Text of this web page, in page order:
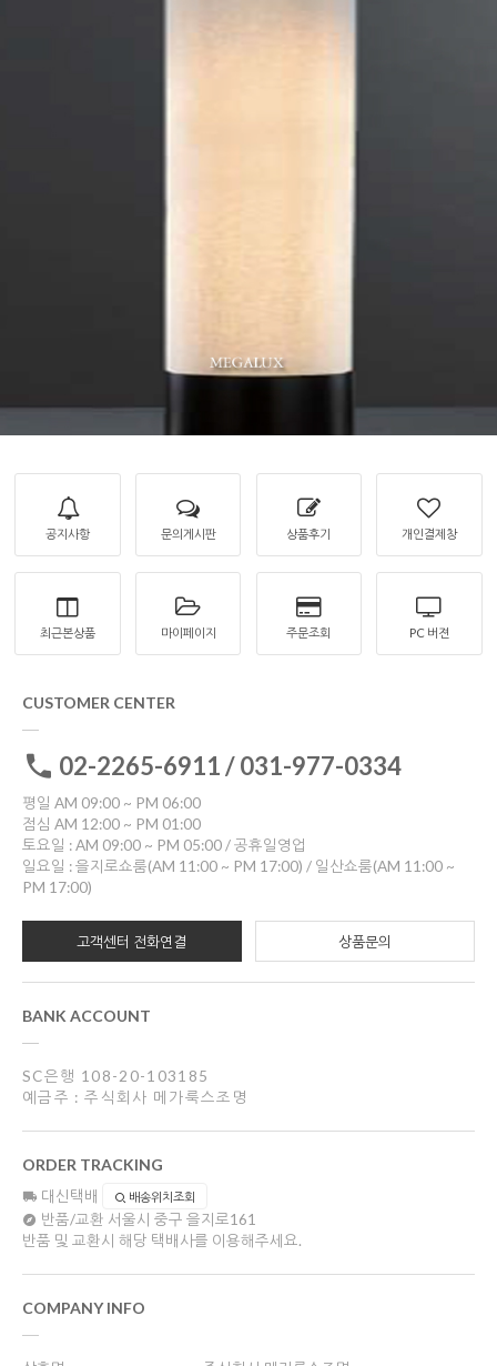
공지사항 문의게시판 상품후기 개인결제창
최근본상품 마이페이지 주문조회 PC 버젼
CUSTOMER CENTER
02-2265-6911 / 031-977-0334
평일 AM 09:00 ~ PM 06:00
점심 AM 12:00 ~ PM 01:00
토요일 : AM 09:00 ~ PM 05:00 / 공휴일영업
일요일 : 을지로쇼룸(AM 11:00 ~ PM 17:00) / 일산쇼룸(AM 11:00 ~
PM 17:00)
고객센터 전화연결 상품문의
BANK ACCOUNT
SC은행 108-20-103185
예금주 : 주식회사 메가룩스조명
ORDER TRACKING
대신택배 배송위치조회
반품/교환 서울시 중구 을지로161
반품 및 교환시 해당 택배사를 이용해주세요.
COMPANY INFO